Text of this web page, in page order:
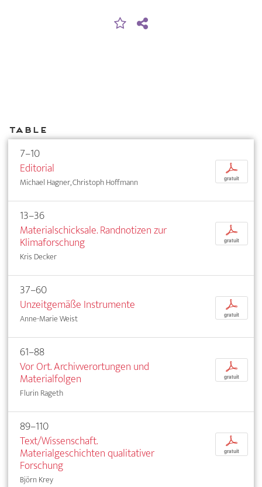
Table
7–10
Editorial
Michael Hagner, Christoph Hoffmann
p
gratuit
13–36
Materialschicksale. Randnotizen zur
Klimaforschung
Kris Decker
p
gratuit
37–60
Unzeitgemäße Instrumente
Anne-Marie Weist
p
gratuit
61–88
Vor Ort. Archivverortungen und
Materialfolgen
Flurin Rageth
p
gratuit
89–110
Text/Wissenschaft.
Materialgeschichten qualitativer
Forschung
Björn Krey
p
gratuit